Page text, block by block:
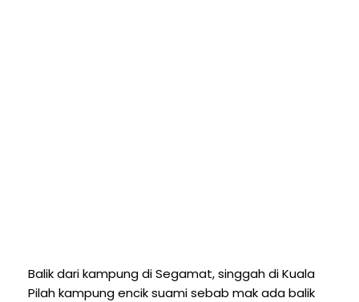
Balik dari kampung di Segamat, singgah di Kuala
Pilah kampung encik suami sebab mak ada balik